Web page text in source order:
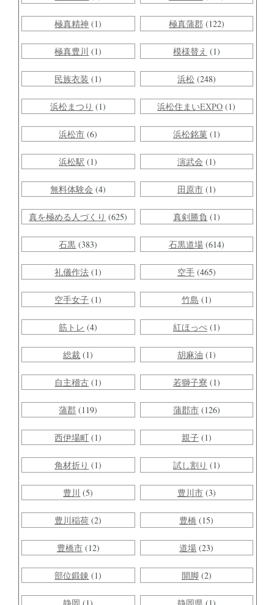
極真精神 (1) 極真蒲郡 (122)
極真豊川 (1) 模様替え (1)
民族衣装 (1) 浜松(248)
浜松まつり (1) 浜松住まいEXPO (1)
浜松市 (6) 浜松銘菓(1)
浜松駅 (1) 演武会 (1)
無料体験会 (4) 田原市(1)
真を極める人づくり (625) 真剣勝負 (1)
石黒 (383) 石黒道場(614)
礼儀作法 (1) 空手(465)
空手女子 (1) 竹島 (1)
筋トレ (4) 紅ほっぺ(1)
総裁 (1) 胡麻油 (1)
自主稽古 (1) 若獅子寮 (1)
蒲郡 (119) 蒲郡市(126)
西伊場町 (1) 親子(1)
角材折り (1) 試し割り (1)
豊川 (5) 豊川市(3)
豊川稲荷 (2) 豊橋 (15)
豊橋市(12) 道場 (23)
部位鍛錬 (1) 開脚 (2)